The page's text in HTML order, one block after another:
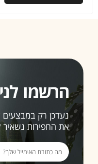
הרשמו
נעדכן רק במבצעים
את החפירות נשאיר